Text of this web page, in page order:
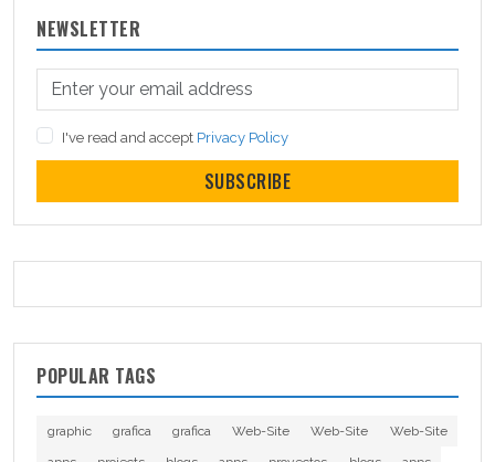
NEWSLETTER
I've read and accept Privacy Policy
SUBSCRIBE
POPULAR TAGS
graphic grafica grafica Web-Site Web-Site
Web-Site